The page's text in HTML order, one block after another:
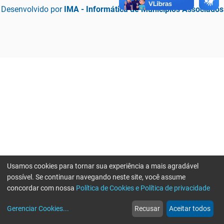
Desenvolvido por IMA - Informática de Municípios Associados
web
Notícias
more_horiz
Mais
Usamos cookies para tornar sua experiência a mais agradável
possível. Se continuar navegando neste site, você assume
concordar com nossa Política de Cookies e Política de privacidade
Gerenciar Cookies... Recusar Aceitar todos
Erro ao enviar informações, por favor tente novamente